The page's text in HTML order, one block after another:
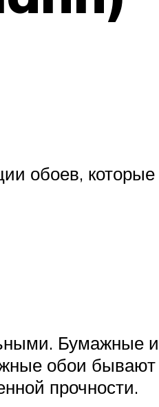
обоев, которые
Бумажные
обои
прочности.